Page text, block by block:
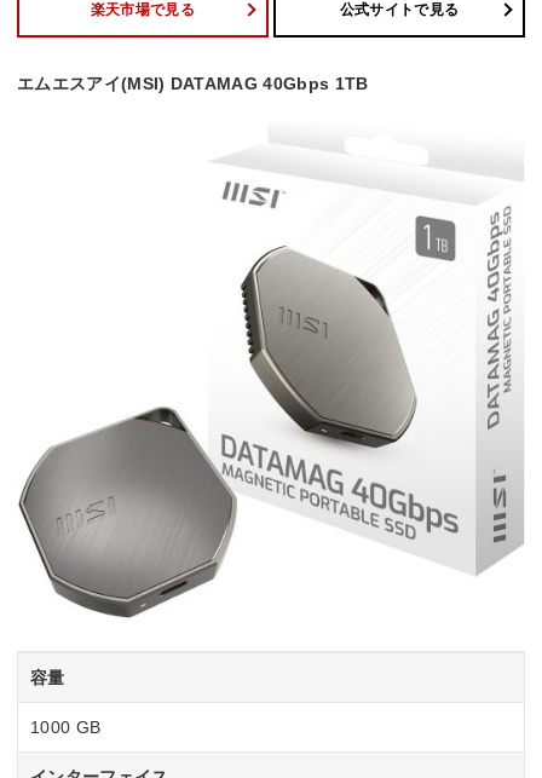
楽天市場で見る 公式サイトで見る
エムエスアイ(MSI) DATAMAG 40Gbps 1TB
容量
1000 GB